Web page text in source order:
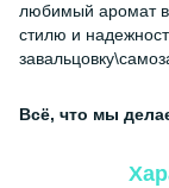
любимый аромат в
стилю и
Всё, что мы